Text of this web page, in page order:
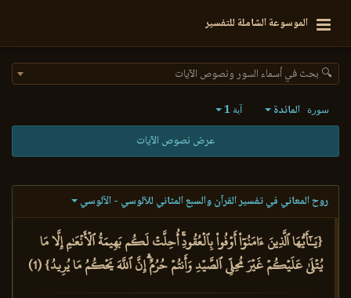
الموسوعة الشاملة للتفسير
🔍 بحث في أسماء السور ونصوص الآيات
سورة المائدة آية 1
عرض نصوص الآيات
روح المعاني في تفسير القرآن والسبع المثاني للآلوسي - الآلوسي
{يَـٰٓأَيُّهَا ٱلَّذِينَ ءَامَنُوٓاْ أَوۡفُواْ بِٱلۡعُقُودِۚ أُحِلَّتۡ لَكُم بَهِيمَةُ ٱلۡأَنۡعَٰمِ إِلَّا مَا
يُتۡلَىٰ عَلَيۡكُمۡ غَيۡرَ مُحِلِّي ٱلصَّيۡدِ وَأَنتُمۡ حُرُمٌۗ إِنَّ ٱللَّهَ يَحۡكُمُ مَا يُرِيدُ} (1)